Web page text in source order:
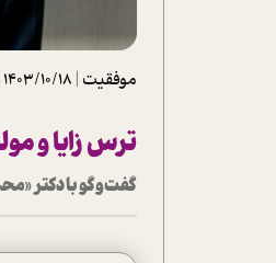
موفقیت |
1403/10/18
ترس زایا و
گفت‌وگو با دکتر